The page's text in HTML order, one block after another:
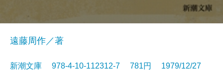
遠藤周作／著
新潮文庫 978-4-10-112312-7 781円 1979/12/27